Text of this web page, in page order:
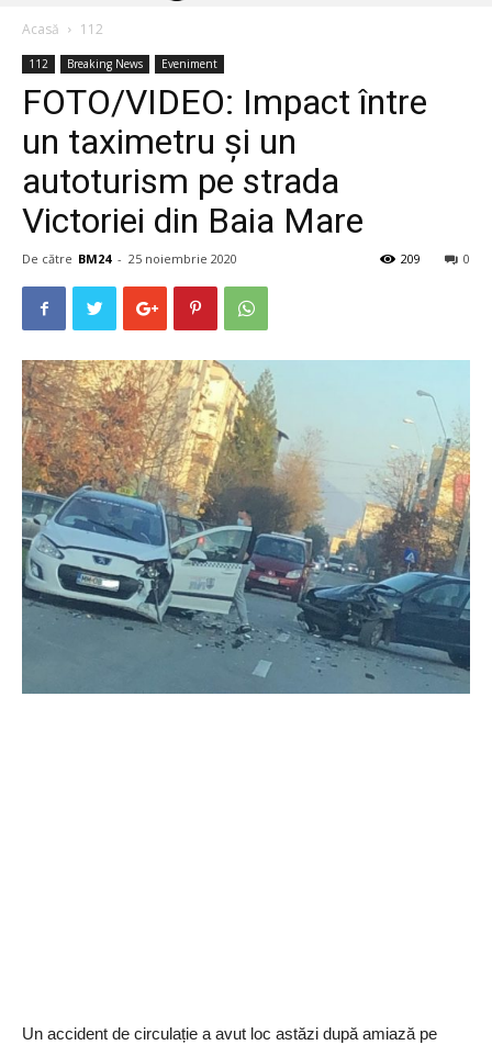
Acasă 112
112 Breaking News Eveniment
FOTO/VIDEO: Impact între
un taximetru și un
autoturism pe strada
Victoriei din Baia Mare
De către BM24 - 25 noiembrie 2020 0
209
Un accident de circulație a avut loc astăzi după amiază pe